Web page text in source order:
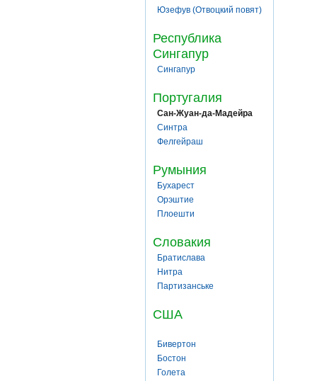
Юзефув (Отвоцкий повят)
Республика
Сингапур
Сингапур
Португалия
Сан-Жуан-да-Мадейра
Синтра
Фелгейраш
Румыния
Бухарест
Орэштие
Плоешти
Словакия
Братислава
Нитра
Партизанське
США
Бивертон
Бостон
Голета